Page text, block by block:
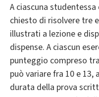
A ciascuna
chiesto di risolvere tre
illustrati a lezione e
dispense. A ciascun
punteggio compreso
può variare fra 10 e
durata della prova